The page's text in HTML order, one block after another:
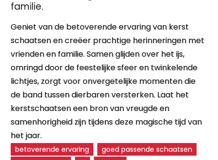
familie.
Geniet van de betoverende ervaring van kerst
schaatsen en creëer prachtige herinneringen met
vrienden en familie. Samen glijden over het ijs,
omringd door de feestelijke sfeer en twinkelende
lichtjes, zorgt voor onvergetelijke momenten die
de band tussen dierbaren versterken. Laat het
kerstschaatsen een bron van vreugde en
samenhorigheid zijn tijdens deze magische tijd van
het jaar.
betoverende ervaring
goed passende schaatsen